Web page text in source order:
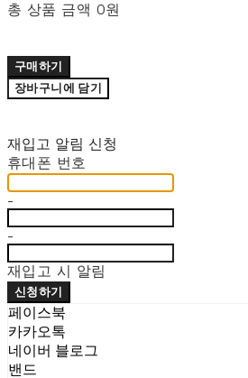
총 상품 금액 0원
구매하기
장바구니에 담기
재입고 알림 신청
휴대폰 번호
-
-
재입고 시 알림
신청하기
페이스북
카카오톡
네이버 블로그
밴드